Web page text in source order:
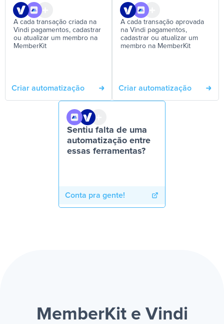
A cada transação criada na
Vindi pagamentos, cadastrar
ou atualizar um membro na
MemberKit
Criar automatização
A cada transação aprovada
na Vindi pagamentos,
cadastrar ou atualizar um
membro na MemberKit
Criar automatização
Sentiu falta de uma
automatização entre
essas ferramentas?
Conta pra gente!
MemberKit e Vindi